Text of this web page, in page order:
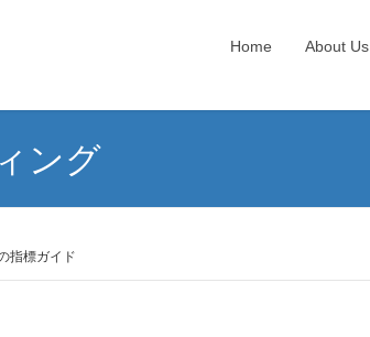
Home About Us
ング
指標ガイド